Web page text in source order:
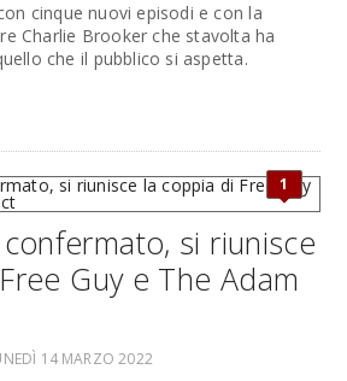
cinque nuovi episodi e con la
Charlie Brooker che stavolta ha
che il pubblico si aspetta.
1
si riunisce
Guy e The Adam
14 MARZO 2022